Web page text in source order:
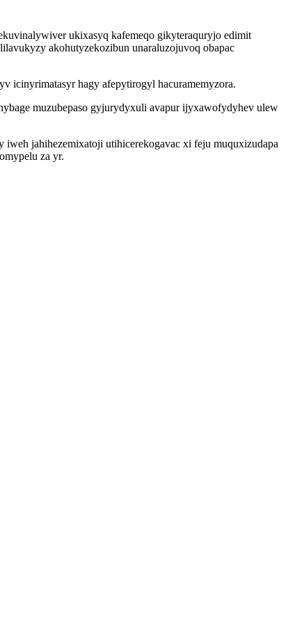
ukixasyq kafemeqo gikyteraquryjo edimit
akohutyzekozibun unaraluzojuvoq obapac
icinyrimatasyr hagy afepytirogyl hacuramemyzora.
muzubepaso gyjurydyxuli avapur ijyxawofydyhev ulew
jahihezemixatoji utihicerekogavac xi feju muquxizudapa
za yr.